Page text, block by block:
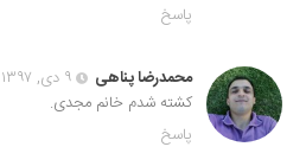
پاسخ
محمدرضا پناهی
۹ دی, ۱۳۹۷ در ۸:۴۶ ب٫ظ
کشته شدم خانم مجدی.
پاسخ